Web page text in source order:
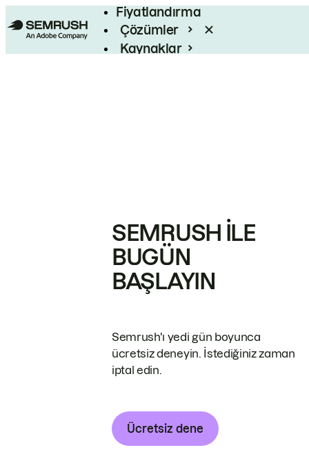
Fiyatlandırma
Çözümler
Kaynaklar
SEMRUSH ILE
BUGÜN
BAŞLAYIN
Semrush'ı yedi gün boyunca
ücretsiz deneyin. İstediğiniz zaman
iptal edin.
Ücretsiz dene